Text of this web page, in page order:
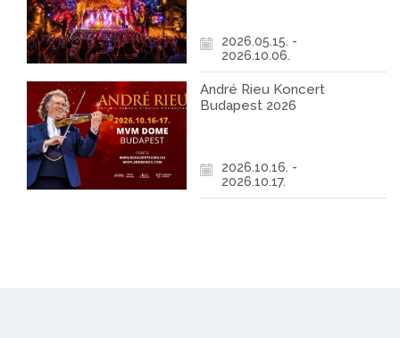
2026.05.15. -
2026.10.06.
André Rieu Koncert
Budapest 2026
2026.10.16. -
2026.10.17.